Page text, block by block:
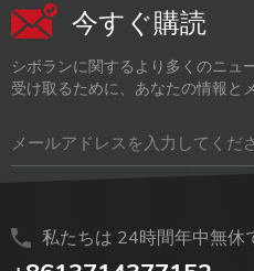
今すぐ購読
シボランに関するより多くのニュ
受け取るために、あなたの情報と
私たちは 24時間年中無休